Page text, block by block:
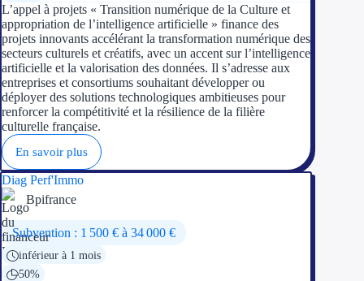
L’appel à projets « Transition numérique de la Culture et
appropriation de l’intelligence artificielle » finance des
projets innovants accélérant la transformation numérique des
secteurs culturels et créatifs, avec un accent sur l’intelligence
artificielle et la valorisation des données. Il s’adresse aux
entreprises et consortiums souhaitant développer ou
déployer des solutions technologiques ambitieuses pour
renforcer la compétitivité et la résilience de la filière
culturelle française.
En savoir plus
Diag Perf'Immo
Bpifrance
Subvention : 1 500 € à 34 000 €
inférieur à 1 mois
50%